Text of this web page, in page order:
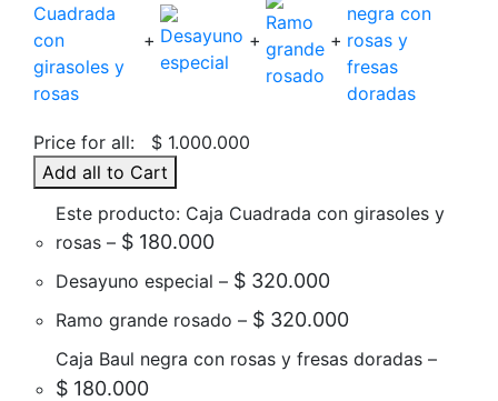
+ + +
Price for all: $ 1.000.000
Add all to Cart
Este producto: Caja Cuadrada con girasoles y
rosas – $ 180.000
Desayuno especial – $ 320.000
Ramo grande rosado – $ 320.000
Caja Baul negra con rosas y fresas doradas –
$ 180.000